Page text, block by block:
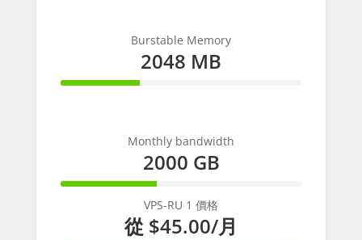
Burstable Memory
2048 MB
33%
Monthly bandwidth
2000 GB
40%
CompleteVPS-RU 1 價格
從 $45.00/月